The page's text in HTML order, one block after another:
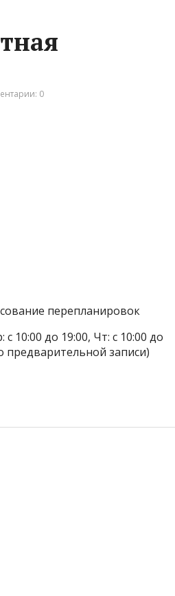
0
перепланировок
10:00 до 19:00, Чт: с 10:00 до
предварительной записи)